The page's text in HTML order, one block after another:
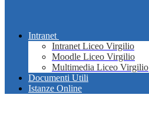
Intranet
Intranet Liceo Virgilio
Moodle Liceo Virgilio
Multimedia Liceo Virgilio
Documenti Utili
Istanze Online